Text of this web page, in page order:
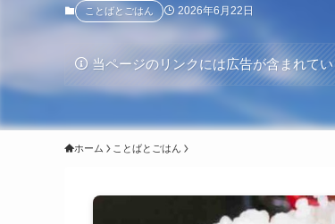
ことばとごはん 2026年6月22日
当ページのリンクには広告が含まれてい
ホーム ことばとごはん